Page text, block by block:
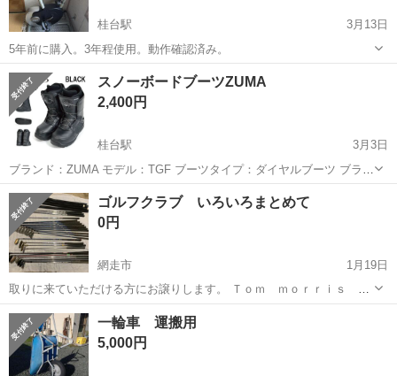
桂台駅
3月13日
5年前に購入。3年程使用。動作確認済み。
北海道 桂台駅 フィットネス、トレーニング
アルインコ
スノーボードブーツZUMA
2,400円
桂台駅
3月3日
ブランド：ZUMA モデル：TGF ブーツタイプ：ダイヤルブーツ ブラ
ック：24-25cm ※中に若干毛玉はありますが、使用には問題ありませ
ん ブーツサイズの選び方 スノーボードのブーツは普段履いている靴と
同じサイ...
北海道 網走市 桂台駅 スノーボード ブランド
ゴルフクラブ いろいろまとめて
0円
網走市
1月19日
取りに来ていただける方にお譲りします。 Ｔｏｍ ｍｏｒｒｉｓ ４
００ ドライバー １Ｗ Ｇｏｏｄ Ｌｉｎｅ ドライバー １Ｗ Ｆｏ
ｕｎｅｒｓ Ｃｌｕｂ Ｆ １６．５ Ｔｏｍ Ｗａｔｓｏｎ キャス
コ パワートルネ...
北海道 網走市 ゴルフ ゴルフクラブ
一輪車 運搬用
5,000円